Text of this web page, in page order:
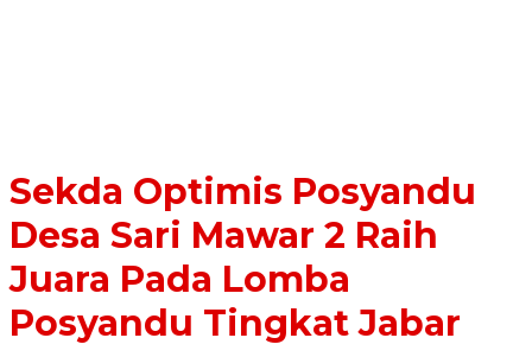
Sekda Optimis Posyandu
Desa Sari Mawar 2 Raih
Juara Pada Lomba
Posyandu Tingkat Jabar